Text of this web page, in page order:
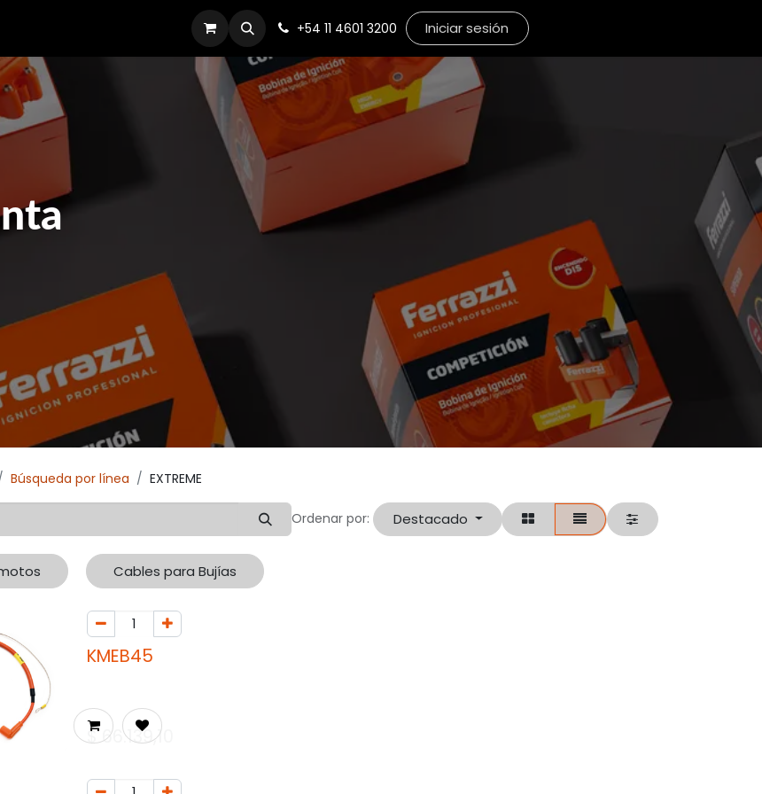
Contacto +54 11 4601 3200 Iniciar sesión
Búsqueda por línea EXTREME
Ordenar por: Destacado
Cables para Bujías
KMEB45
$66.139,10